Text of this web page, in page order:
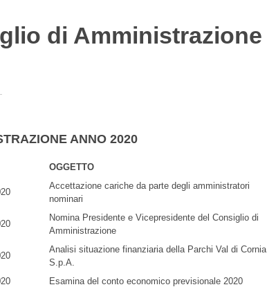
di Amministrazione
ANNO 2020
OGGETTO
Accettazione cariche da parte degli amministratori
nominari
Nomina Presidente e Vicepresidente del Consiglio di
Amministrazione
Analisi situazione finanziaria della Parchi Val di Cornia
S.p.A.
Esamina del conto economico previsionale 2020